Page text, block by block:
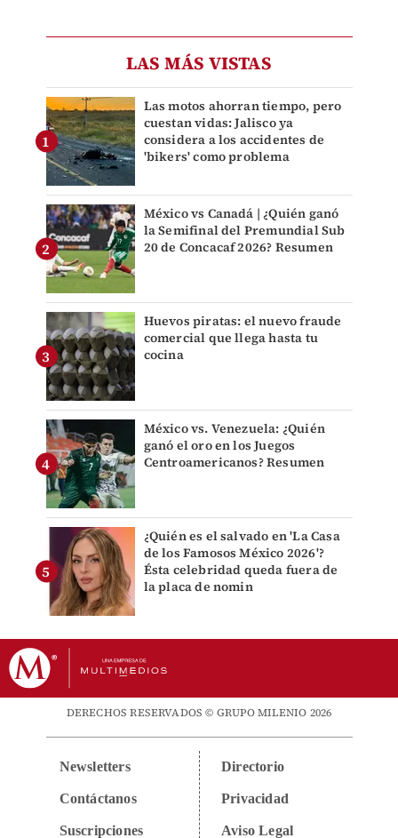
LAS MÁS VISTAS
Las motos ahorran tiempo, pero
cuestan vidas: Jalisco ya
considera a los accidentes de
'bikers' como problema
México vs Canadá | ¿Quién ganó
la Semifinal del Premundial Sub
20 de Concacaf 2026? Resumen
Huevos piratas: el nuevo fraude
comercial que llega hasta tu
cocina
México vs. Venezuela: ¿Quién
ganó el oro en los Juegos
Centroamericanos? Resumen
¿Quién es el salvado en 'La Casa
de los Famosos México 2026'?
Ésta celebridad queda fuera de
la placa de nomin
DERECHOS RESERVADOS © GRUPO MILENIO 2026
Newsletters
Contáctanos
Suscripciones
Directorio
Privacidad
Aviso Legal